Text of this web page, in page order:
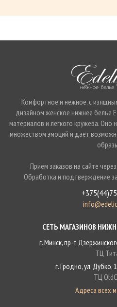
Комфортное и нежное, с
дизайном женское нижнее белье
материалов и легкого кружева.
множеством эмоций и дает
Прием заказов на сайте
Обработка и подтверждение
СЕТЬ МАГАЗИНОВ
г. Минск, пр-т
ТЦ
г. Гродно, ул. Дубко,
ТЦ
Адреса всех